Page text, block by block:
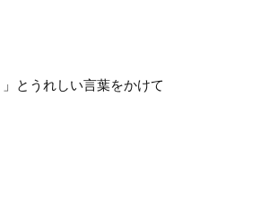
とうれしい言葉をかけて